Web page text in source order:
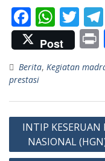
F
ac
e
b
o
o
k
W
h
at
s
A
p
p
T
w
itt
er
Post
in
Berita, Kegiatan
prestasi
Navigasi
pos
INTIP KESERUAN
NASIONAL